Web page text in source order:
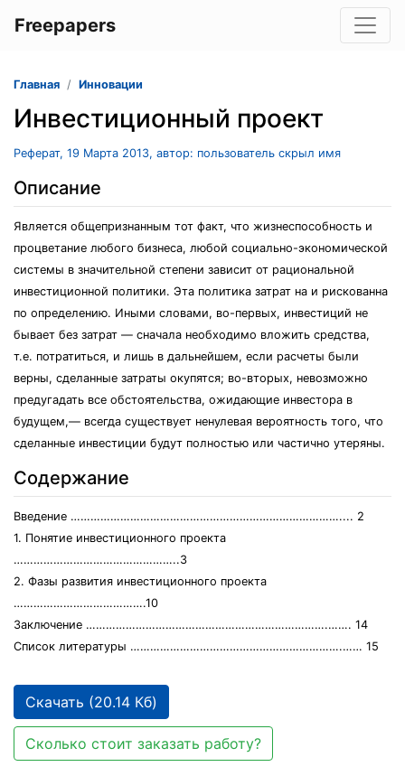
Freepapers
Главная Инновации
Инвестиционный проект
Реферат, 19 Марта 2013, автор: пользователь скрыл имя
Описание
Является общепризнанным тот факт, что жизнеспособность и
процветание любого бизнеса, любой социально-экономической
системы в значительной степени зависит от рациональной
инвестиционной политики. Эта политика затрат на и рискованна
по определению. Иными словами, во-первых, инвестиций не
бывает без затрат — сначала необходимо вложить средства,
т.е. потратиться, и лишь в дальнейшем, если расчеты были
верны, сделанные затраты окупятся; во-вторых, невозможно
предугадать все обстоятельства, ожидающие инвестора в
будущем,— всегда существует ненулевая вероятность того, что
сделанные инвестиции будут полностью или частично утеряны.
Содержание
Введение ……………………………………………………………………….... 2
1. Понятие инвестиционного проекта
…………………………………………..3
2. Фазы развития инвестиционного проекта
………………………………….10
Заключение ……………………………………………………………….……. 14
Список литературы ……………………………………………………….…… 15
Скачать (20.14 Кб)
Сколько стоит заказать работу?